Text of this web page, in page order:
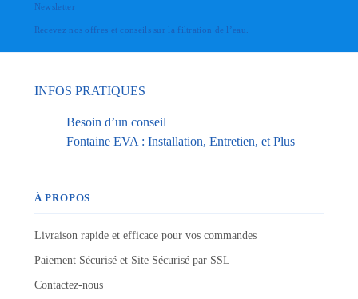
Newsletter
Recevez nos offres et conseils sur la filtration de l’eau.
INFOS PRATIQUES
Besoin d’un conseil
Fontaine EVA : Installation, Entretien, et Plus
À PROPOS
Livraison rapide et efficace pour vos commandes
Paiement Sécurisé et Site Sécurisé par SSL
Contactez-nous